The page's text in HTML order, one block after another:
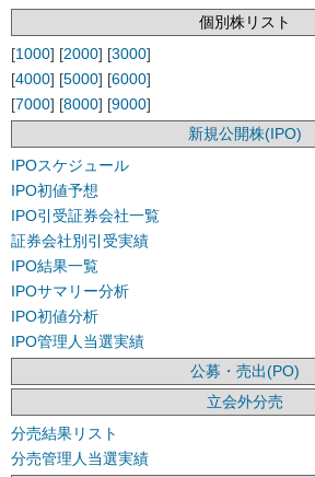
個別株リスト
[1000] [2000] [3000]
[4000] [5000] [6000]
[7000] [8000] [9000]
新規公開株(IPO)
IPOスケジュール
IPO初値予想
IPO引受証券会社一覧
証券会社別引受実績
IPO結果一覧
IPOサマリー分析
IPO初値分析
IPO管理人当選実績
公募・売出(PO)
立会外分売
分売結果リスト
分売管理人当選実績